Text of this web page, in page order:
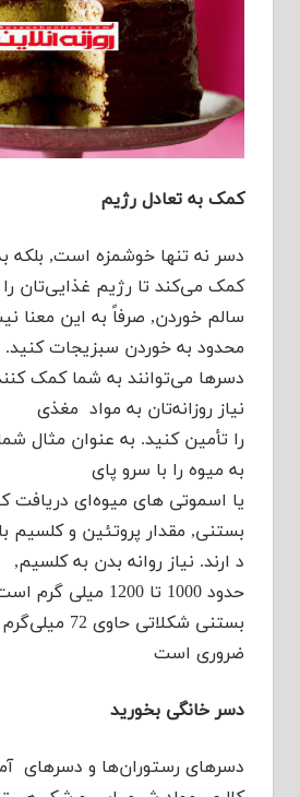
کمک به تعادل رژیم
دسر نه تنها خوشمزه است, بلکه
کمک می‌کند تا رژیم غذایی‌تان را
سالم خوردن, صرفاً به این معنا
محدود به خوردن سبزیجات کنید.
دسرها می‌توانند به شما کمک کنند
نیاز روزانه‌تان به مواد مغذی
را تأمین کنید. به عنوان مثال شما
به میوه را با سرو پای
یا اسموتی های میوه‌ای دریافت
بستنی, مقدار پروتئین و کلسیم
د ارند. نیاز روانه بدن به کلسیم,
حدود 1000 تا 1200
بستنی شکلاتی حاوی
ضروری است
دسر خانگی بخورید
دسرهای رستوران‌ها و دسرهای